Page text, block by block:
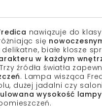
nawiązuje do
się
białe klosze
w każdym
źródła światła
. Lampa wisząca
dużej jadalni czy
wysokość lampy